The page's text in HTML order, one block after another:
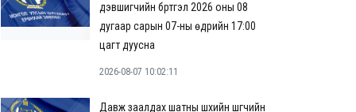
дэвшигчийн бүртгэл 2026 оны 08
дугаар сарын 07-ны өдрийн 17:00
цагт дуусна
2026-08-07 10:02:11
Давж заалдах шатны шүүхийн шүүгчийн